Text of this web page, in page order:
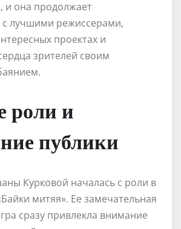
и она продолжает
с лучшими режиссерами,
проектах и
зрителей своим
роли и
публики
Курковой началась с роли в
митяя». Ее замечательная
сразу привлекла внимание